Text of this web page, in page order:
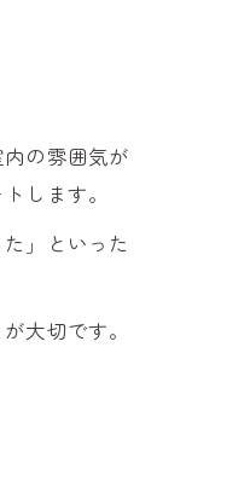
の雰囲気が
します。
」といった
大切です。